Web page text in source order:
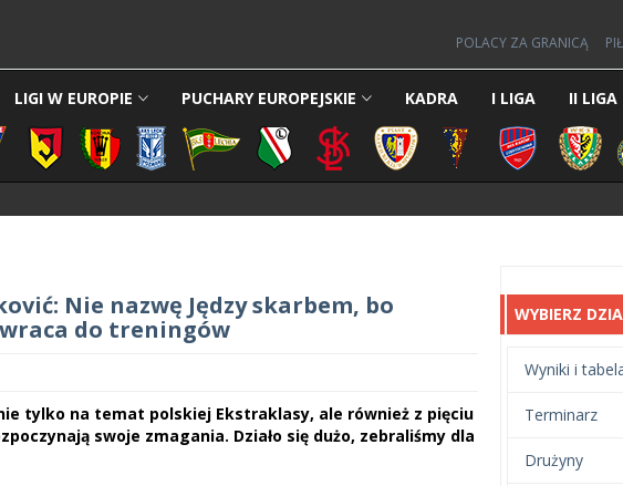
POLACY ZA GRANICĄ
LIGI W EUROPIE PUCHARY EUROPEJSKIE KADRA I LIGA II LIGA
Nie nazwę Jędzy skarbem, bo
wraca do treningów
tylko na temat polskiej Ekstraklasy, ale również z pięciu
swoje zmagania. Działo się dużo, zebraliśmy dla
WYBIERZ
Wyniki i
Terminarz
Drużyny